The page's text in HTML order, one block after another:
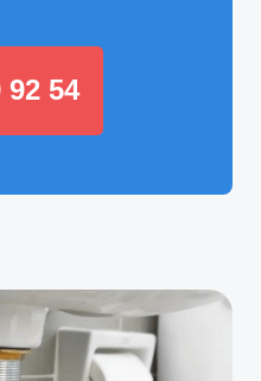
92 54